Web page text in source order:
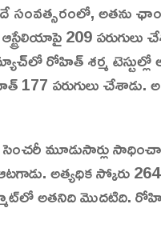
సంవత్సరంలో, అతను
209
రోహిత్ శర్మ టెస్టుల్లో
పరుగులు చేశాడు.
మూడుసార్లు
అత్యధిక స్కోరు
అతనిది మొదటిది. రోహిత్‌కి